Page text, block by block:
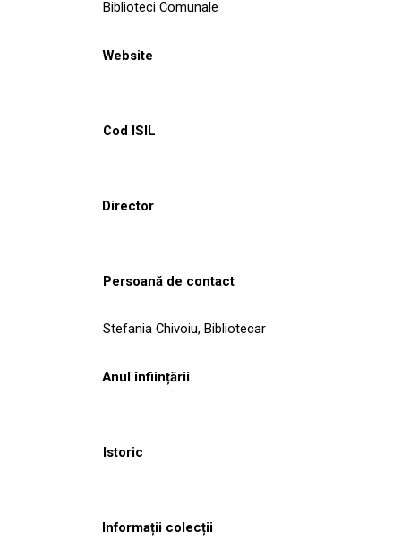
Biblioteci Comunale
Website
Cod ISIL
Director
Persoană de contact
Stefania Chivoiu, Bibliotecar
Anul înființării
Istoric
Informații colecții